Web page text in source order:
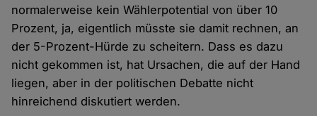
normalerweise kein Wählerpotential von über 10
Prozent, ja, eigentlich müsste sie damit rechnen, an
der 5-Prozent-Hürde zu scheitern. Dass es dazu
nicht gekommen ist, hat Ursachen, die auf der Hand
liegen, aber in der politischen Debatte nicht
hinreichend diskutiert werden.